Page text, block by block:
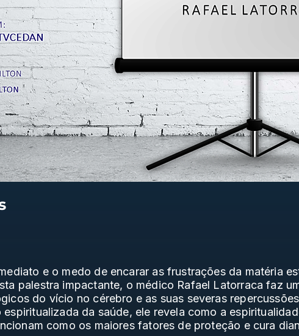
e o medo de encarar as frustrações da matéria
palestra impactante, o médico Rafael Latorraca faz
do vício no cérebro e as suas severas
da saúde, ele revela como a
como os maiores fatores de proteção e cura